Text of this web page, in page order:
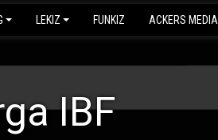
LEKIZ FUNKIZ ACKERS MEDIA
IBF